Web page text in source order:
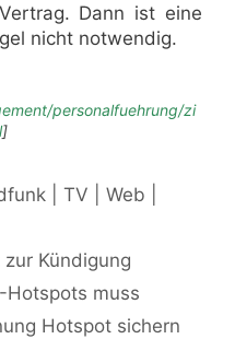
Dann ist eine
nicht notwendig.
personalfuehrung/zi
]
| TV | Web |
zur Kündigung
Hotspots muss
Hotspot sichern